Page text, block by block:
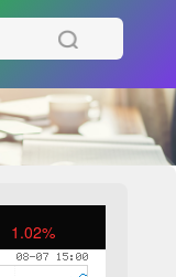
1.02%